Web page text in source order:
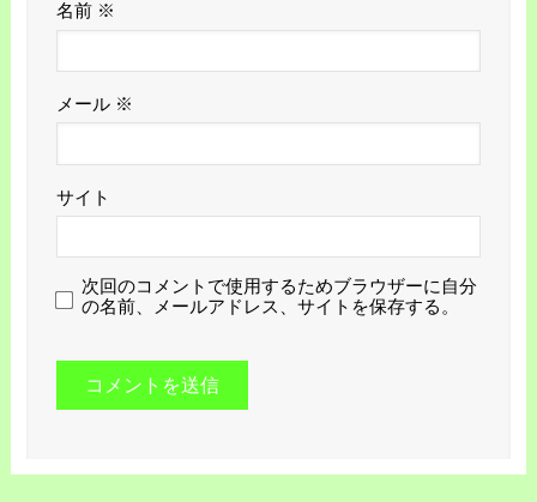
名前 ※
メール ※
サイト
次回のコメントで使用するためブラウザーに自分
の名前、メールアドレス、サイトを保存する。